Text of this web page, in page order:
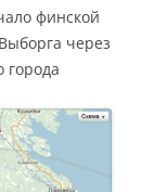
финской
через
города